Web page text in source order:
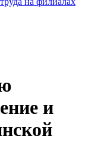
и